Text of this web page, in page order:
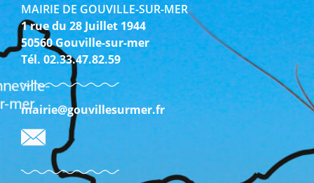
MAIRIE DE GOUVILLE-SUR-MER
1 rue du 28 Juillet 1944
50560 Gouville-sur-mer
Tél. 02.33.47.82.59
mairie@gouvillesurmer.fr